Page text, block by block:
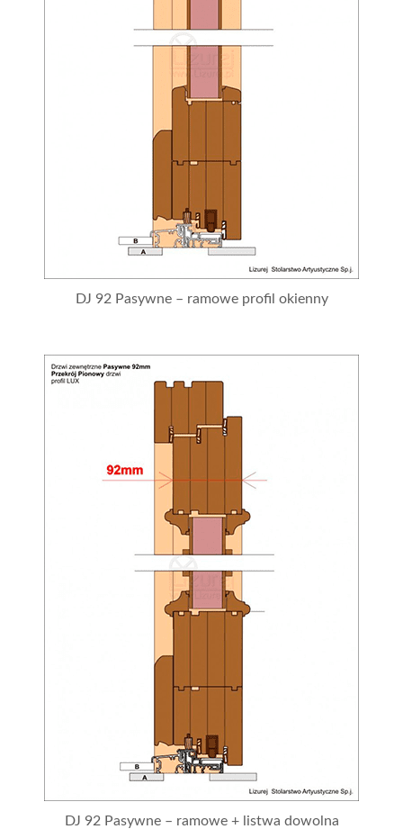
DJ 92 Pasywne – ramowe profil okienny
DJ 92 Pasywne – ramowe + listwa dowolna